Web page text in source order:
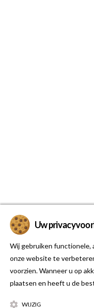
Uw
Wij gebruiken functionele,
onze website te
voorzien. Wanneer u op
plaatsen en heeft u de
WIJZIG